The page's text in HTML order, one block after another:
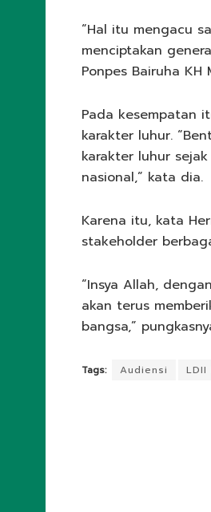
“Hal itu mengacu
menciptakan
Ponpes Bairuha KH
Pada kesempatan
karakter luhur.
karakter luhur
nasional,” kata dia.
Karena itu, kata
stakeholder
“Insya Allah,
akan terus
bangsa,”
Tags: Audiensi LDII